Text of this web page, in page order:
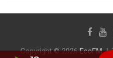
Copyright © 2026EcoFM